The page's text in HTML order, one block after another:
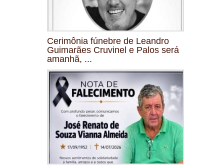
Cerimônia fúnebre de Leandro
Guimarães Cruvinel e Palos será
amanhã, ...